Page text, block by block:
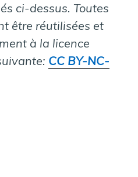
ci-dessus. Toutes
être réutilisées et
à la licence
CC BY-NC-